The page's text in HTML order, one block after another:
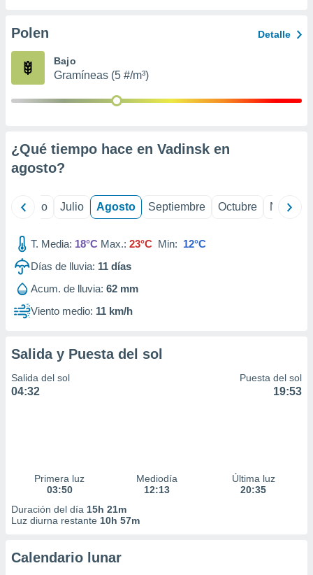
e
mediante
publicidad
publicidad
de
Polen Detalle
Bajo
Gramíneas (5 #/m³)
¿Qué tiempo hace en Vadinsk en
agosto?
Junio Julio Agosto Septiembre Octubre
T. Media: 18°C Max.: 23°C Min: 12°C
Días de lluvia: 11 días
Acum. de lluvia: 62 mm
Viento medio: 11 km/h
Salida y Puesta del sol
Salida del sol
04:32
Puesta del sol
19:53
Primera luz
03:50
Mediodía
12:13
Última luz
20:35
Duración del día 15h 21m
Luz diurna restante 10h 57m
Calendario lunar